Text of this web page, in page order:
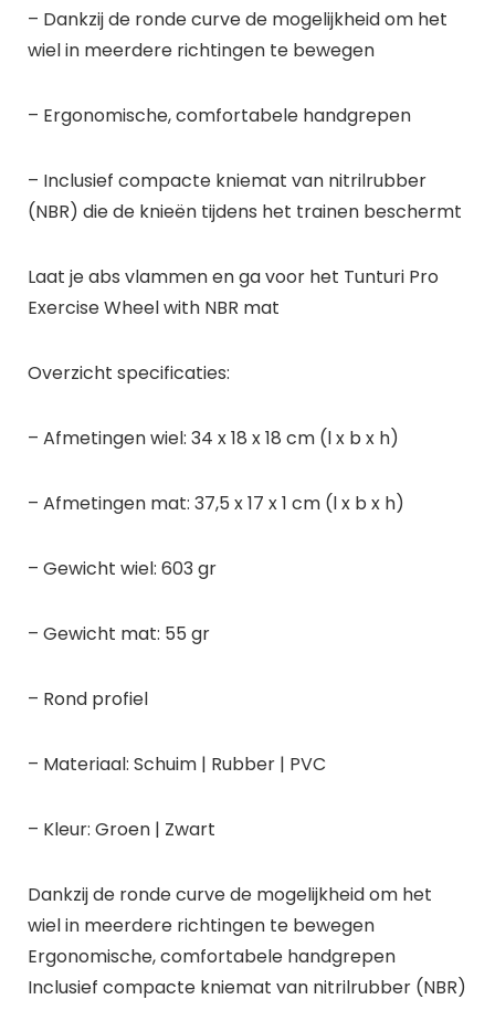
– Dankzij de ronde curve de mogelijkheid om het
wiel in meerdere richtingen te bewegen
– Ergonomische, comfortabele handgrepen
– Inclusief compacte kniemat van nitrilrubber
(NBR) die de knieën tijdens het trainen beschermt
Laat je abs vlammen en ga voor het Tunturi Pro
Exercise Wheel with NBR mat
Overzicht specificaties:
– Afmetingen wiel: 34 x 18 x 18 cm (l x b x h)
– Afmetingen mat: 37,5 x 17 x 1 cm (l x b x h)
– Gewicht wiel: 603 gr
– Gewicht mat: 55 gr
– Rond profiel
– Materiaal: Schuim | Rubber | PVC
– Kleur: Groen | Zwart
Dankzij de ronde curve de mogelijkheid om het
wiel in meerdere richtingen te bewegen
Ergonomische, comfortabele handgrepen
Inclusief compacte kniemat van nitrilrubber (NBR)